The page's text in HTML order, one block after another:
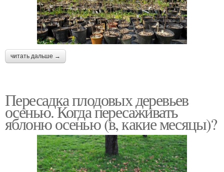
читать дальше →
Пересадка плодовых деревьев
осенью. Когда пересаживать
яблоню осенью (в, какие месяцы)?